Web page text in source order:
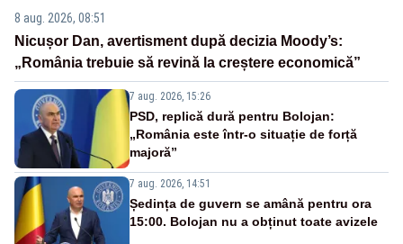
8 aug. 2026, 08:51
Nicușor Dan, avertisment după decizia Moody’s:
„România trebuie să revină la creștere economică”
7 aug. 2026, 15:26
PSD, replică dură pentru Bolojan:
„România este într-o situație de forță
majoră”
7 aug. 2026, 14:51
Ședința de guvern se amână pentru ora
15:00. Bolojan nu a obținut toate avizele